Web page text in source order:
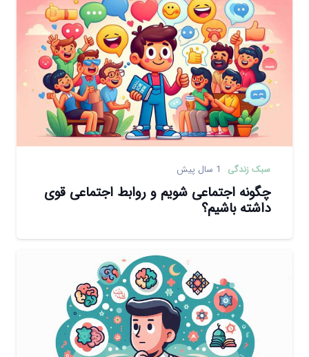
سبک زندگی 1 سال پیش
چگونه اجتماعی شویم و روابط اجتماعی قوی
داشته باشیم؟